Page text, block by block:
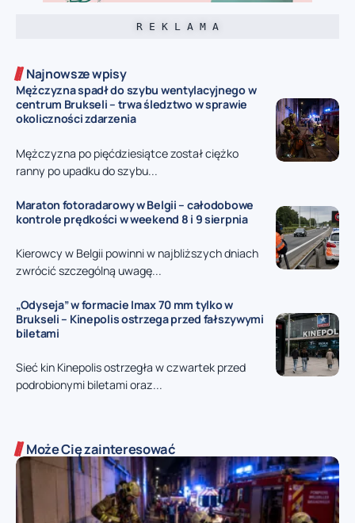
R E K L A M A
Najnowsze wpisy
Mężczyzna spadł do szybu wentylacyjnego w
centrum Brukseli – trwa śledztwo w sprawie
okoliczności zdarzenia
Mężczyzna po pięćdziesiątce został ciężko
ranny po upadku do szybu...
Maraton fotoradarowy w Belgii – całodobowe
kontrole prędkości w weekend 8 i 9 sierpnia
Kierowcy w Belgii powinni w najbliższych dniach
zwrócić szczególną uwagę...
„Odyseja” w formacie Imax 70 mm tylko w
Brukseli – Kinepolis ostrzega przed fałszywymi
biletami
Sieć kin Kinepolis ostrzegła w czwartek przed
podrobionymi biletami oraz...
Może Cię zainteresować